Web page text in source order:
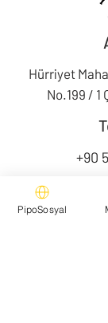
Hürriyet
No.199 / 1
+90
PipoSosyal